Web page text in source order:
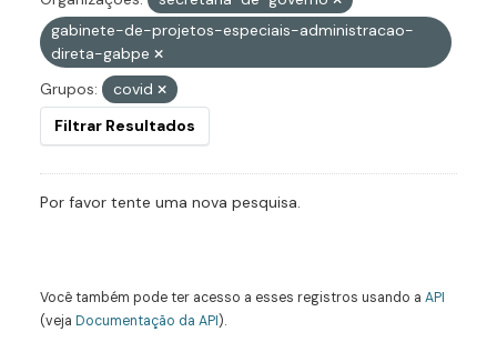
gabinete-de-projetos-especiais-administracao-
direta-gabpe
Grupos:
covid
Filtrar Resultados
Por favor tente uma nova pesquisa.
Você também pode ter acesso a esses registros usando a API
(veja Documentação da API).